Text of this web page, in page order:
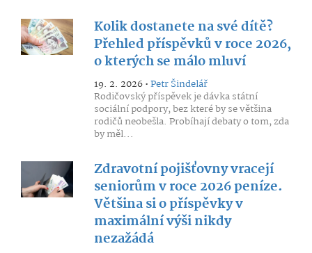
Kolik dostanete na své dítě?
Přehled příspěvků v roce 2026,
o kterých se málo mluví
19. 2. 2026 •Petr Šindelář
Rodičovský příspěvek je dávka státní
sociální podpory, bez které by se většina
rodičů neobešla. Probíhají debaty o tom, zda
by měl...
Zdravotní pojišťovny vracejí
seniorům v roce 2026 peníze.
Většina si o příspěvky v
maximální výši nikdy
nezažádá